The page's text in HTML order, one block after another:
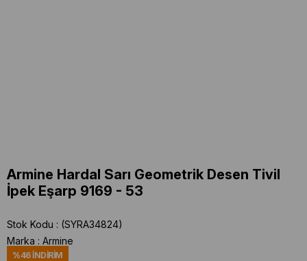
Armine Hardal Sarı Geometrik Desen Tivil
İpek Eşarp 9169 - 53
Stok Kodu
(SYRA34824)
Marka : Armine
%46İNDIRIM